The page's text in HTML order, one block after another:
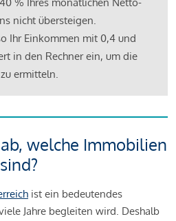
% Ihres monatlichen Netto-
nicht übersteigen.
Ihr Einkommen mit 0,4 und
in den Rechner ein, um die
ermitteln.
welche Immobilien
ist ein bedeutendes
Jahre begleiten wird. Deshalb